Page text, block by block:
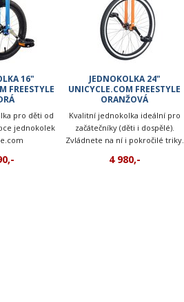
16"
FREESTYLE
pro děti od
jednokolek
JEDNOKOLKA 24"
UNICYCLE.COM FREESTYLE
ORANŽOVÁ
Kvalitní jednokolka ideální pro
začátečníky (děti i dospělé).
Zvládnete na ní i pokročilé triky.
4 980,-